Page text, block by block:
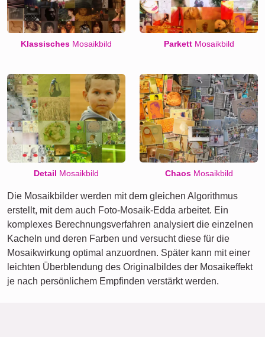
Klassisches Mosaikbild ParkettMosaikbild
Detail Mosaikbild ChaosMosaikbild
Die Mosaikbilder werden mit dem gleichen Algorithmus
erstellt, mit dem auch Foto-Mosaik-Edda arbeitet. Ein
komplexes Berechnungsverfahren analysiert die einzelnen
Kacheln und deren Farben und versucht diese für die
Mosaikwirkung optimal anzuordnen. Später kann mit einer
leichten Überblendung des Originalbildes der Mosaikeffekt
je nach persönlichem Empfinden verstärkt werden.